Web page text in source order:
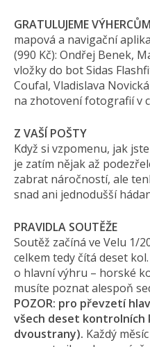
GRATULUJEME
mapová a navigační
(990 Kč): Ondřej Benek,
vložky do bot Sidas
Coufal, Vladislava
na zhotovení fotografií v
Z VAŠÍ POŠTY
Když si vzpomenu, jak
je zatím nějak až
zabrat náročností, ale
snad ani jednodušší
PRAVIDLA SOUTĚŽE
Soutěž začíná ve Velu 1/
celkem tedy čítá deset
o hlavní výhru – horské
musíte poznat alespoň
POZOR: pro převzetí
všech deset kontrolních
dvoustrany). Každý